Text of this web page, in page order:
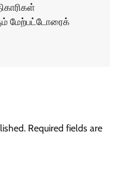
மேற்பட்டோரைக்
Required fields are